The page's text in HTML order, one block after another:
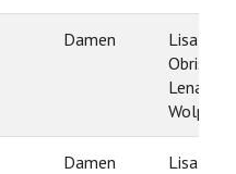
Damen
Lisa
Obrist /
Lena
Wolperth
Damen
Lisa